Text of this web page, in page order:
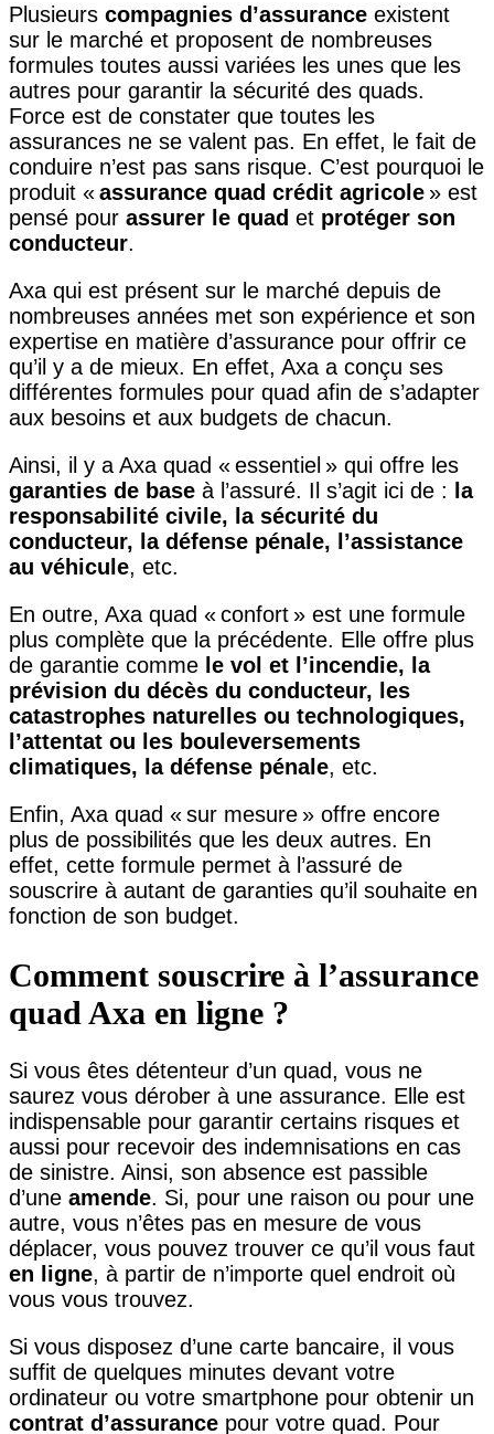
Plusieurs compagnies d’assurance existent
sur le marché et proposent de nombreuses
formules toutes aussi variées les unes que les
autres pour garantir la sécurité des quads.
Force est de constater que toutes les
assurances ne se valent pas. En effet, le fait de
conduire n’est pas sans risque. C’est pourquoi le
produit «assurance quad crédit agricole » est
pensé pour assurer le quad et protéger son
conducteur.
Axa qui est présent sur le marché depuis de
nombreuses années met son expérience et son
expertise en matière d’assurance pour offrir ce
qu’il y a de mieux. En effet, Axa a conçu ses
différentes formules pour quad afin de s’adapter
aux besoins et aux budgets de chacun.
Ainsi, il y a Axa quad « essentiel » qui offre les
garanties de base à l’assuré. Il s’agit ici de : la
responsabilité civile, la sécurité du
conducteur, la défense pénale, l’assistance
au véhicule, etc.
En outre, Axa quad « confort » est une formule
plus complète que la précédente. Elle offre plus
de garantie comme le vol et l’incendie, la
prévision du décès du conducteur, les
catastrophes naturelles ou technologiques,
l’attentat ou les bouleversements
climatiques, la défense pénale, etc.
Enfin, Axa quad « sur mesure » offre encore
plus de possibilités que les deux autres. En
effet, cette formule permet à l’assuré de
souscrire à autant de garanties qu’il souhaite en
fonction de son budget.
Comment souscrire à l’assurance
quad Axa en ligne ?
Si vous êtes détenteur d’un quad, vous ne
saurez vous dérober à une assurance. Elle est
indispensable pour garantir certains risques et
aussi pour recevoir des indemnisations en cas
de sinistre. Ainsi, son absence est passible
d’une amende. Si, pour une raison ou pour une
autre, vous n’êtes pas en mesure de vous
déplacer, vous pouvez trouver ce qu’il vous faut
en ligne, à partir de n’importe quel endroit où
vous vous trouvez.
Si vous disposez d’une carte bancaire, il vous
suffit de quelques minutes devant votre
ordinateur ou votre smartphone pour obtenir un
contrat d’assurance pour votre quad. Pour